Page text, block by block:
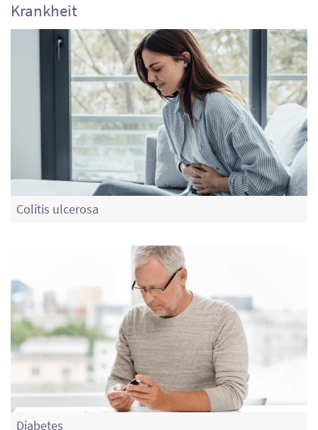
Krankheit
Colitis ulcerosa
Diabetes